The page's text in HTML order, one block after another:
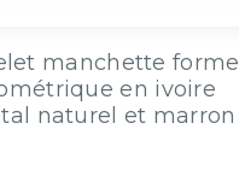
manchette forme
en ivoire
naturel et marron